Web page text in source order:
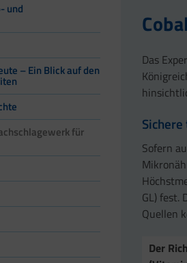
und
– Ein Blick auf den
für
Das
Sofern
GL) fest.
Quellen
Der